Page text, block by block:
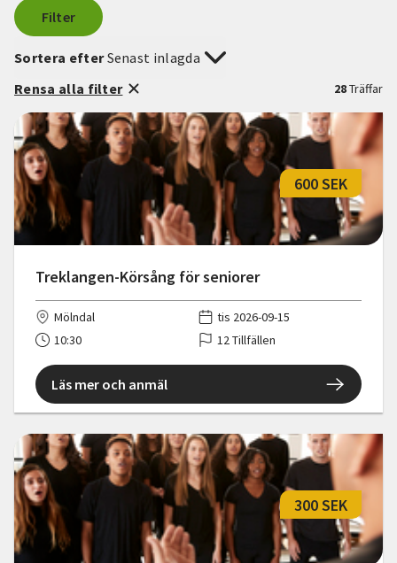
Filter
28Träffar
Sortera efterSenast inlagda
Rensa alla filter
Treklangen-Körsång för seniorer
600 SEK
Mölndal
tis 2026-09-15
10:30
12 Tillfällen
Läs mer och anmäl
300 SEK